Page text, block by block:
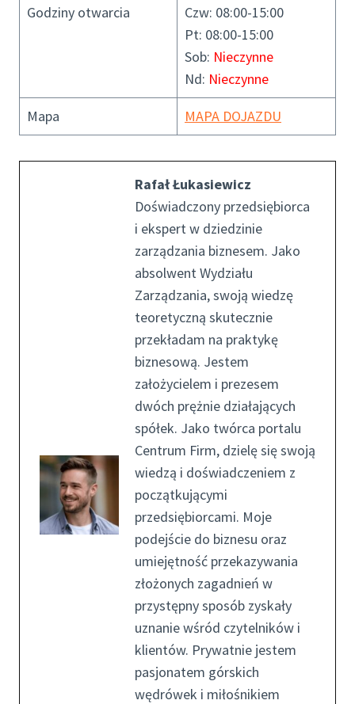
Godziny otwarcia
Czw: 08:00-15:00
Pt: 08:00-15:00
Sob: Nieczynne
Nd: Nieczynne
Mapa MAPA DOJAZDU
Rafał Łukasiewicz
Doświadczony przedsiębiorca
i ekspert w dziedzinie
zarządzania biznesem. Jako
absolwent Wydziału
Zarządzania, swoją wiedzę
teoretyczną skutecznie
przekładam na praktykę
biznesową. Jestem
założycielem i prezesem
dwóch prężnie działających
spółek. Jako twórca portalu
Centrum Firm, dzielę się swoją
wiedzą i doświadczeniem z
początkującymi
przedsiębiorcami. Moje
podejście do biznesu oraz
umiejętność przekazywania
złożonych zagadnień w
przystępny sposób zyskały
uznanie wśród czytelników i
klientów. Prywatnie jestem
pasjonatem górskich
wędrówek i miłośnikiem